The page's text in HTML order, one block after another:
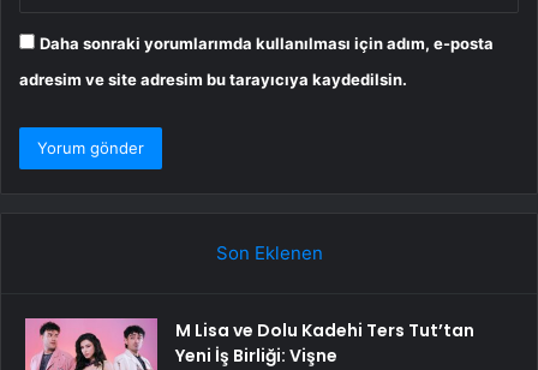
Daha sonraki yorumlarımda kullanılması için adım, e-posta
adresim ve site adresim bu tarayıcıya kaydedilsin.
Son Eklenen
M Lisa ve Dolu Kadehi Ters Tut’tan
Yeni İş Birliği: Vişne